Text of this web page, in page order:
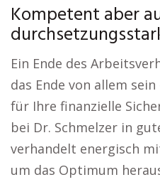
Kompetent aber
Ein Ende des
das Ende von allem
für Ihre finanzielle
bei Dr. Schmelzer in
verhandelt energisch
um das Optimum